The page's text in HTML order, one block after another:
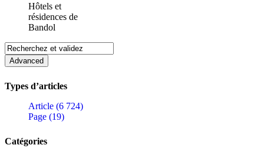
Hôtels et
résidences de
Bandol
Types d’articles
Article (6 724)
Page (19)
Catégories